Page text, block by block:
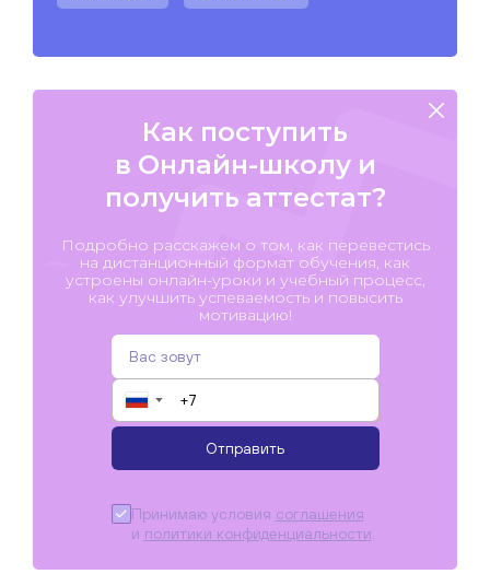
Как поступить
в Онлайн-школу и
получить аттестат?
Подробно расскажем о том, как перевестись
на дистанционный формат обучения, как
устроены онлайн-уроки и учебный процесс,
как улучшить успеваемость и повысить
мотивацию!
▼
Отправить
Принимаю условия соглашения
и политики конфиденциальности